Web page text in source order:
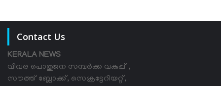
Contact Us
KERALA NEWS
വിവര പൊതുജന സമ്പര്‍ക്ക വകുപ്പ് ,
സൗത്ത് ബ്ലോക്ക്, സെക്രട്ടേറിയറ്റ്,